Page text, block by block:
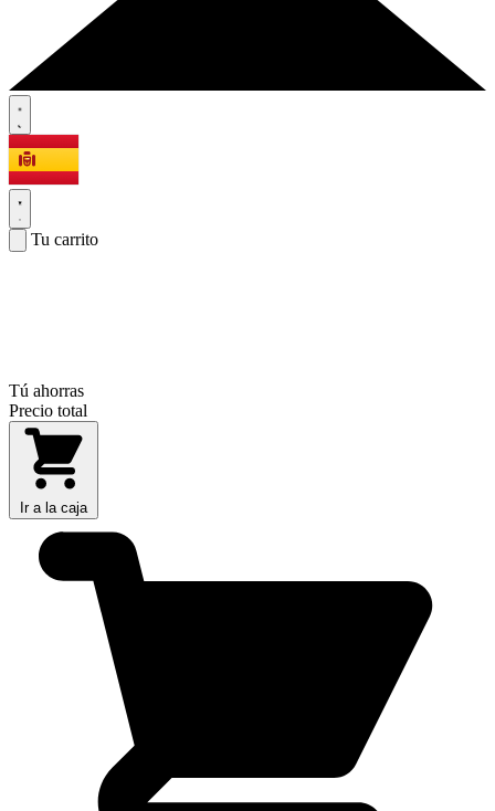
Tu carrito
Tú ahorras
Precio total
Ir a la caja